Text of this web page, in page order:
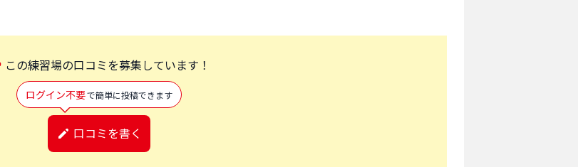
この練習場の口コミを募集しています！
ログイン不要で簡単に投稿できます
口コミを書く